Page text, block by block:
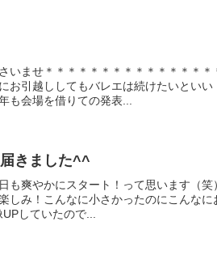
ませ＊＊＊＊＊＊＊＊＊＊＊＊＊＊＊
お引越ししてもバレエは続けたいとい
会場を借りての発表...
きました^^
爽やかにスタート！って思います（笑
み！こんなに小さかったのにこんなに
していたので...